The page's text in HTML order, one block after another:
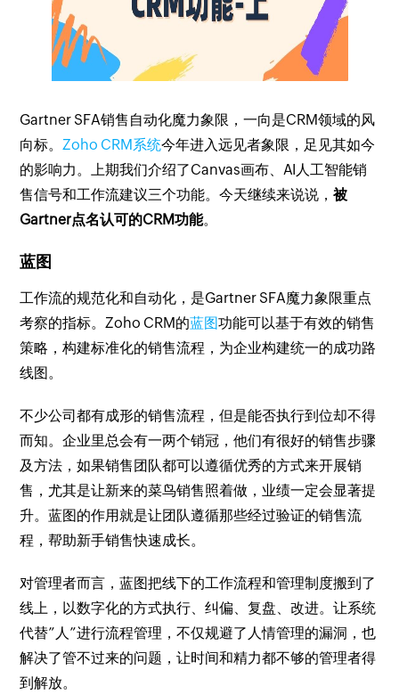
Gartner SFA销售自动化魔力象限，一向是CRM领域的风
向标。Zoho CRM系统今年进入远见者象限，足见其如今
的影响力。上期我们介绍了Canvas画布、AI人工智能销
售信号和工作流建议三个功能。今天继续来说说，被
Gartner点名认可的CRM功能。
蓝图
工作流的规范化和自动化，是Gartner SFA魔力象限重点
考察的指标。Zoho CRM的蓝图功能可以基于有效的销售
策略，构建标准化的销售流程，为企业构建统一的成功路
线图。
不少公司都有成形的销售流程，但是能否执行到位却不得
而知。企业里总会有一两个销冠，他们有很好的销售步骤
及方法，如果销售团队都可以遵循优秀的方式来开展销
售，尤其是让新来的菜鸟销售照着做，业绩一定会显著提
升。蓝图的作用就是让团队遵循那些经过验证的销售流
程，帮助新手销售快速成长。
对管理者而言，蓝图把线下的工作流程和管理制度搬到了
线上，以数字化的方式执行、纠偏、复盘、改进。让系统
代替”人”进行流程管理，不仅规避了人情管理的漏洞，也
解决了管不过来的问题，让时间和精力都不够的管理者得
到解放。